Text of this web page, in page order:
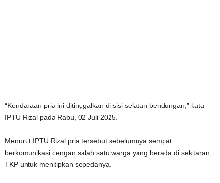
“Kendaraan pria ini ditinggalkan di sisi selatan bendungan,” kata
IPTU Rizal pada Rabu, 02 Juli 2025.
Menurut IPTU Rizal pria tersebut sebelumnya sempat
berkomunikasi dengan salah satu warga yang berada di sekitaran
TKP untuk menitipkan sepedanya.